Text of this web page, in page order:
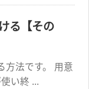
る【その
方法です。 用意
い終 ...